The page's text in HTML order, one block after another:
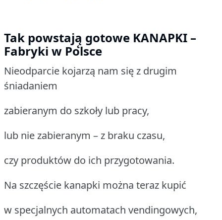
Tak powstają̨ gotowe KANAPKI –
Fabryki w Polsce
Nieodparcie kojarzą nam się z drugim
śniadaniem
zabieranym do szkoły lub pracy,
lub nie zabieranym – z braku czasu,
czy produktów do ich przygotowania.
Na szczęście kanapki można teraz kupić
w specjalnych automatach vendingowych,